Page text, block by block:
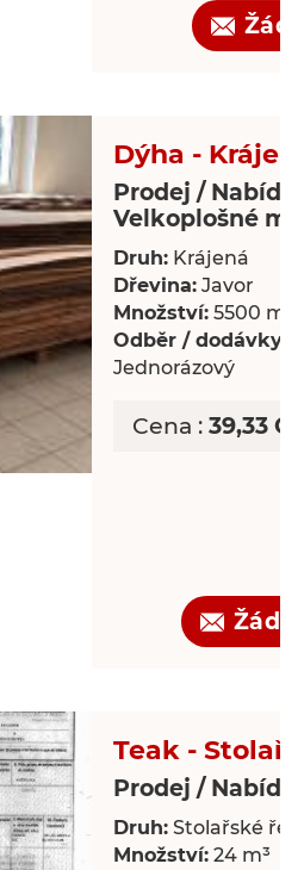
Dýha -
Prodej /
Velkoplošné
Druh: Krájená
Dřevina: Javor
Množství: 5500 m²
Odběr / dodávky:
Jednorázový
Cena : 39,33
Teak -
Prodej /
Druh: Stolařské
Množství: 24 m³